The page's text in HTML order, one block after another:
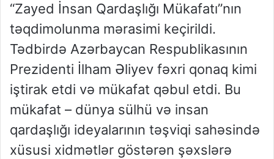
“Zayed İnsan Qardaşlığı Mükafatı”nın
təqdimolunma mərasimi keçirildi.
Tədbirdə Azərbaycan Respublikasının
Prezidenti İlham Əliyev fəxri qonaq kimi
iştirak etdi və mükafat qəbul etdi. Bu
mükafat – dünya sülhü və insan
qardaşlığı ideyalarının təşviqi sahəsində
xüsusi xidmətlər göstərən şəxslərə